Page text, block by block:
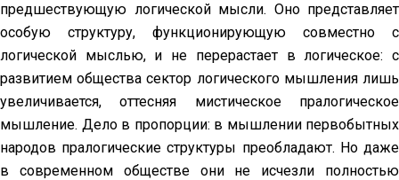
предшествующую логической мысли. Оно представляет
особую структуру, функционирующую совместно с
логической мыслью, и не перерастает в логическое: с
развитием общества сектор логического мышления лишь
увеличивается, оттесняя мистическое пралогическое
мышление. Дело в пропорции: в мышлении первобытных
народов пралогические структуры преобладают. Но даже
в современном обществе они не исчезли полностью